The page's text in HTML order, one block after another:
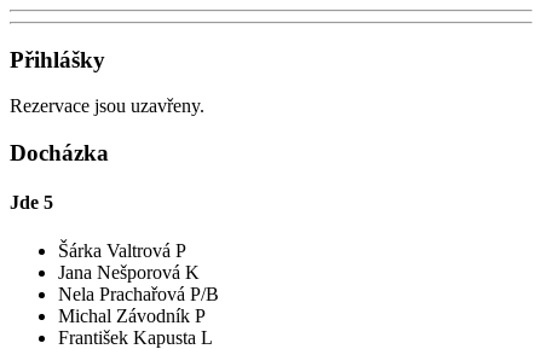
Přihlášky
Rezervace jsou uzavřeny.
Docházka
Jde 5
Šárka Valtrová P
Jana Nešporová K
Nela Prachařová P/B
Michal Závodník P
František Kapusta L